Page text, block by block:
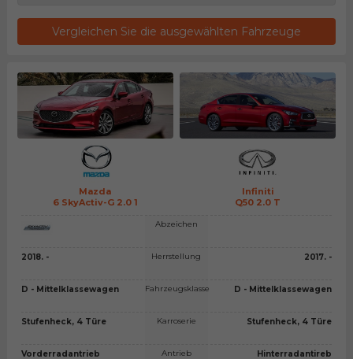
Vergleichen Sie die ausgewählten Fahrzeuge
Mazda
6 SkyActiv-G 2.0 1
Infiniti
Q50 2.0 T
2018. -
D - Mittelklassewagen
Stufenheck, 4 Türe
Vorderradantrieb
Abzeichen
Herrstellung
Fahrzeugsklasse
Karroserie
Antrieb
2017. -
D - Mittelklassewagen
Stufenheck, 4 Türe
Hinterradantireb